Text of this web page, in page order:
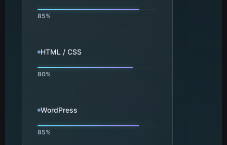
HTML / CSS
WordPress